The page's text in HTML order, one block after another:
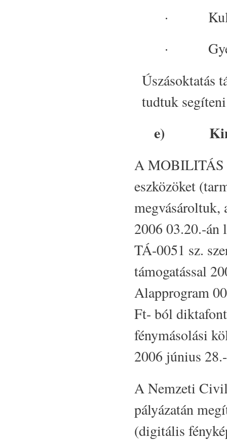
·
·
Úszásoktatás
tudtuk
e)
A MOBILITÁS
eszközöket
megvásároltuk,
2006 03.20.-
TÁ-0051 sz.
támogatással
Alapprogram
Ft- ból
fénymásolási
2006 június
A Nemzeti
pályázatán
(digitális